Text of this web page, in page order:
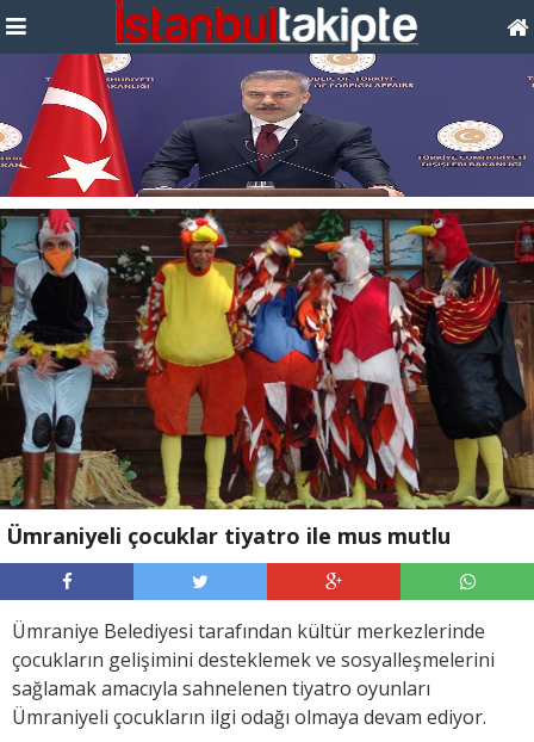
Ümraniyeli çocuklar tiyatro ile mus mutlu
Ümraniye Belediyesi tarafından kültür merkezlerinde
çocukların gelişimini desteklemek ve sosyalleşmelerini
sağlamak amacıyla sahnelenen tiyatro oyunları
Ümraniyeli çocukların ilgi odağı olmaya devam ediyor.